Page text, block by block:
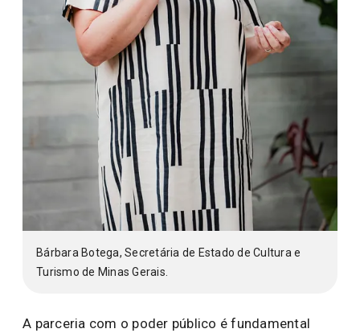
Bárbara Botega, Secretária de Estado de Cultura e
Turismo de Minas Gerais.
A parceria com o poder público é fundamental